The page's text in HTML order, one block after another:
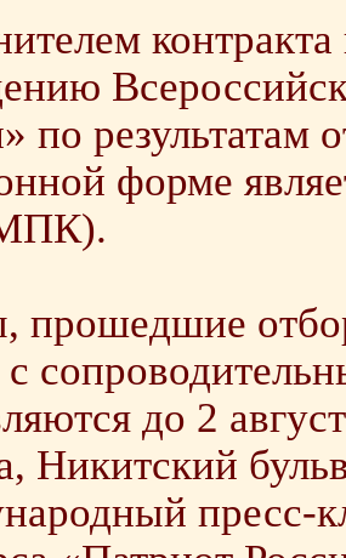
по результатам
форме
прошедшие
с
до 2
Никитский
пресс-